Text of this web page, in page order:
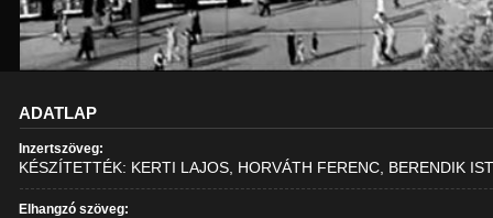
ADATLAP
Inzertszöveg:
KÉSZÍTETTÉK: KERTI LAJOS, HORVÁTH FERENC, BERENDIK
Elhangzó szöveg: